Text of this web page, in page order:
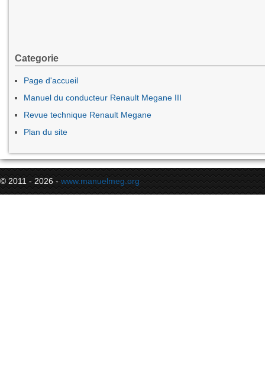
Categorie
Page d'accueil
Manuel du conducteur Renault Megane III
Revue technique Renault Megane
Plan du site
© 2011 - 2026 - www.manuelmeg.org